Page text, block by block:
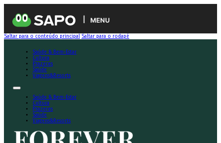
MENU
Saltar para o conteúdo principal Saltar para o rodapé
Saúde & Bem-Estar
Cultura
Prazeres
Saúde
Viagens&Resorts
Saúde & Bem-Estar
Cultura
Prazeres
Saúde
Viagens&Resorts